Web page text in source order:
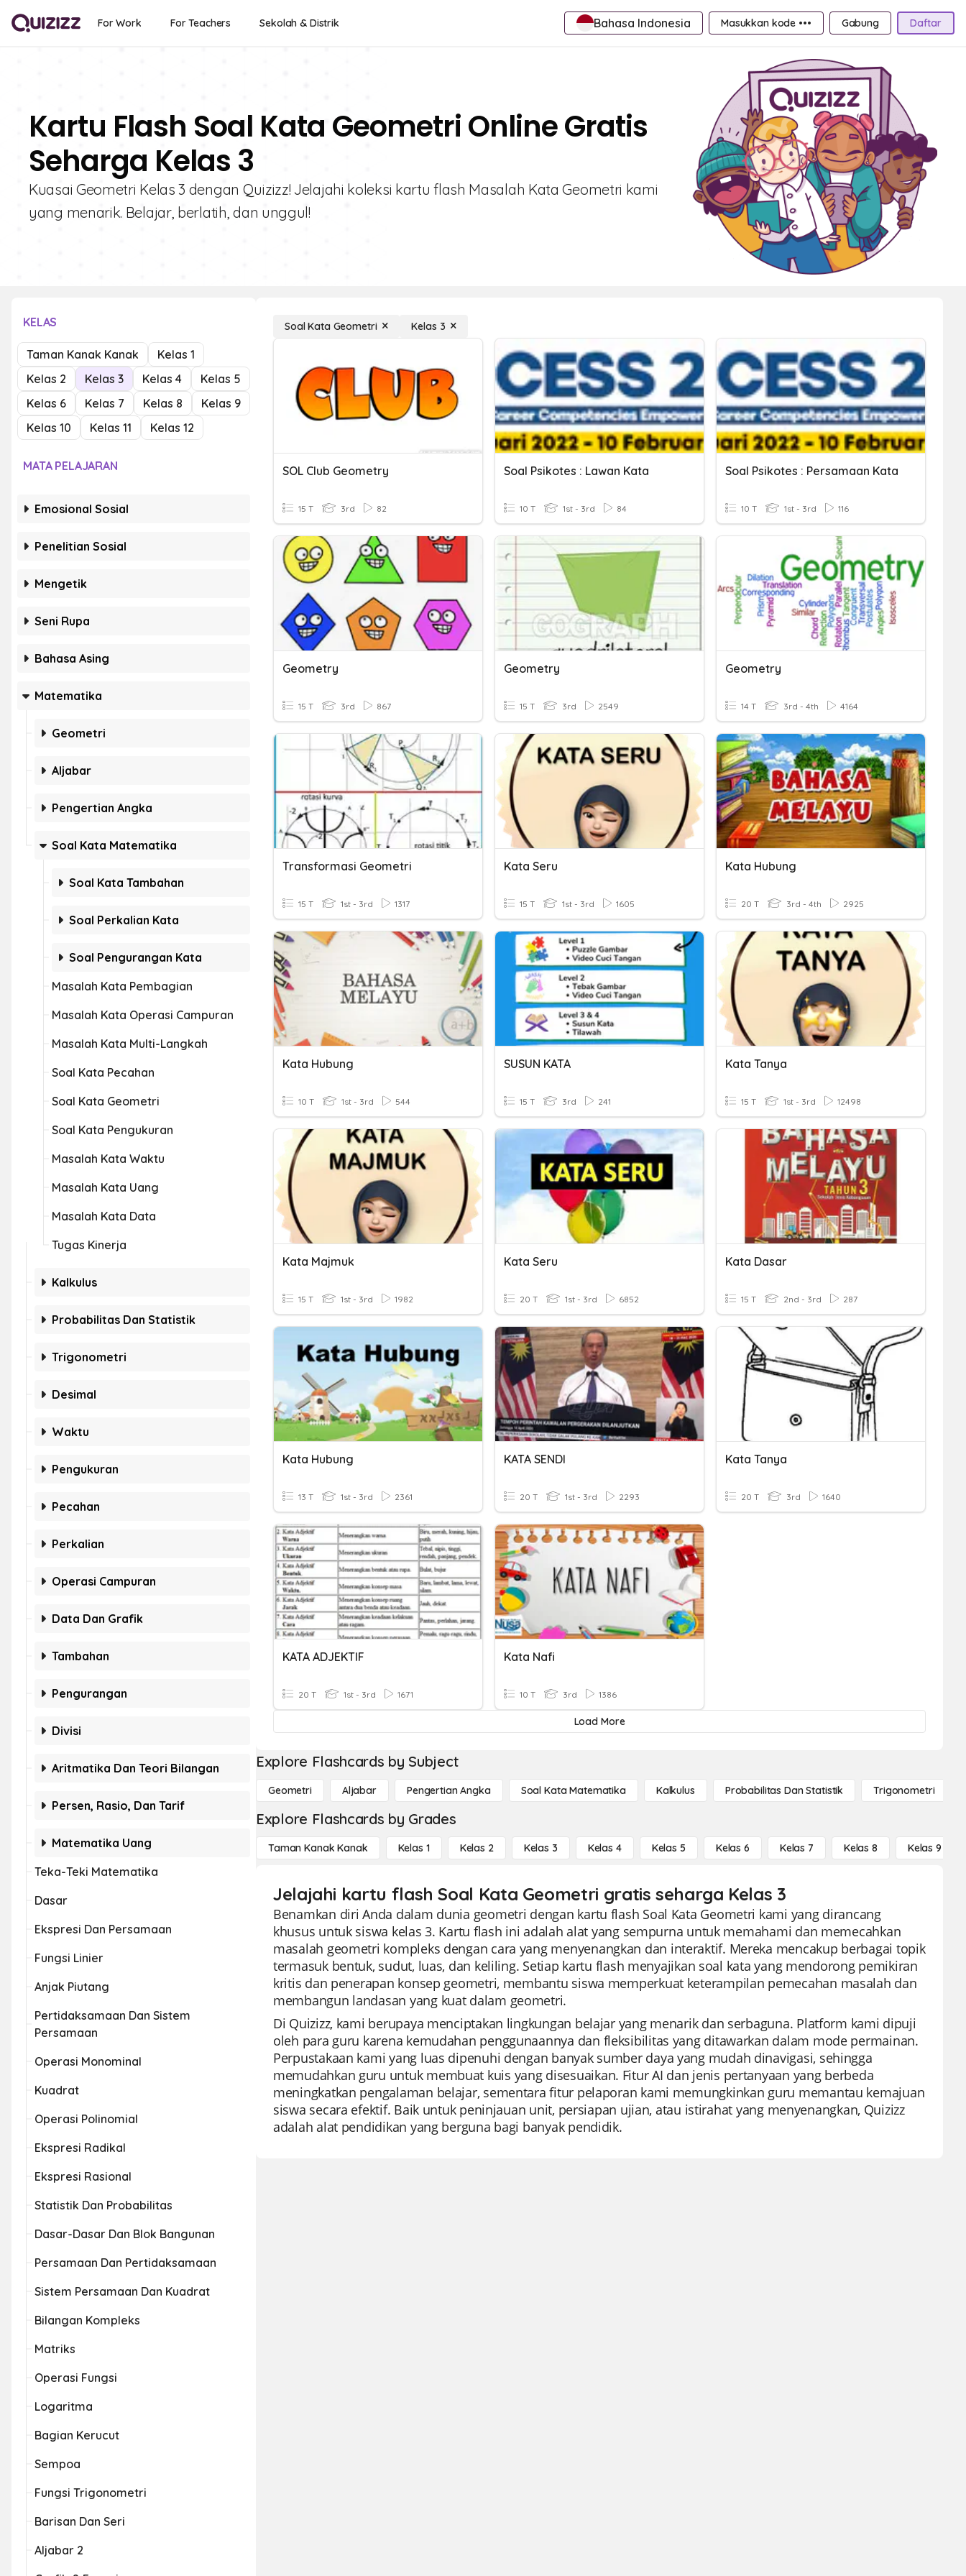
For Work For Teachers Sekolah & Distrik Bahasa Indonesia Masukkan kode ••• Gabung Daftar
Kartu Flash Soal Kata Geometri Online Gratis
Seharga Kelas 3
Kuasai Geometri Kelas 3 dengan Quizizz! Jelajahi koleksi kartu flash Masalah Kata Geometri kami
yang menarik. Belajar, berlatih, dan unggul!
KELAS
Taman Kanak Kanak
Kelas 1
Kelas 2
Kelas 3 Kelas 4
Kelas 5
Kelas 6
Kelas 7 Kelas 8
Kelas 9
Kelas 10
Kelas 11 Kelas 12
MATA PELAJARAN
Emosional Sosial
Penelitian Sosial
Mengetik
Seni Rupa
Bahasa Asing
Matematika
Geometri
Aljabar
Pengertian Angka
Soal Kata Matematika
Soal Kata Tambahan
Soal Perkalian Kata
Soal Pengurangan Kata
Masalah Kata Pembagian
Masalah Kata Operasi Campuran
Masalah Kata Multi-Langkah
Soal Kata Pecahan
Soal Kata Geometri
Soal Kata Pengukuran
Masalah Kata Waktu
Masalah Kata Uang
Masalah Kata Data
Tugas Kinerja
Kalkulus
Probabilitas Dan Statistik
Trigonometri
Desimal
Waktu
Pengukuran
Pecahan
Perkalian
Operasi Campuran
Data Dan Grafik
Tambahan
Pengurangan
Divisi
Aritmatika Dan Teori Bilangan
Persen, Rasio, Dan Tarif
Matematika Uang
Teka-Teki Matematika
Dasar
Ekspresi Dan Persamaan
Fungsi Linier
Anjak Piutang
Pertidaksamaan Dan Sistem
Persamaan
Operasi Monominal
Kuadrat
Operasi Polinomial
Ekspresi Radikal
Ekspresi Rasional
Statistik Dan Probabilitas
Dasar-Dasar Dan Blok Bangunan
Persamaan Dan Pertidaksamaan
Sistem Persamaan Dan Kuadrat
Bilangan Kompleks
Matriks
Operasi Fungsi
Logaritma
Bagian Kerucut
Sempoa
Fungsi Trigonometri
Barisan Dan Seri
Aljabar 2
Soal Kata Geometri Kelas 3
SOL Club Geometry
15 T 3rd 82
Soal Psikotes : Lawan Kata
10 T 1st - 3rd 84
Soal Psikotes : Persamaan Kata
10 T 1st - 3rd 116
Geometry
15 T 3rd 867
Geometry
15 T 3rd 2549
Geometry
14 T 3rd - 4th 4164
Transformasi Geometri
15 T 1st - 3rd 1317
Kata Seru
15 T 1st - 3rd 1605
Kata Hubung
20 T 3rd - 4th 2925
Kata Hubung
10 T 1st - 3rd 544
SUSUN KATA
15 T 3rd 241
Kata Tanya
15 T 1st - 3rd 12498
Kata Majmuk
15 T 1st - 3rd 1982
Kata Seru
20 T 1st - 3rd 6852
Kata Dasar
15 T 2nd - 3rd 287
Kata Hubung
13 T 1st - 3rd 2361
KATA SENDI
20 T 1st - 3rd 2293
Kata Tanya
20 T 3rd 1640
KATA ADJEKTIF
20 T 1st - 3rd 1671
Kata Nafi
10 T 3rd 1386
Load More
Explore Flashcards by Subject
Geometri Aljabar Pengertian Angka Soal Kata Matematika Kalkulus Probabilitas Dan Statistik Trigonometri
Explore Flashcards by Grades
Taman Kanak Kanak Kelas 1 Kelas 2 Kelas 3 Kelas 4 Kelas 5 Kelas 6 Kelas 7 Kelas 8 Kelas 9
Jelajahi kartu flash Soal Kata Geometri gratis seharga Kelas 3
Benamkan diri Anda dalam dunia geometri dengan kartu flash Soal Kata Geometri kami yang dirancang
khusus untuk siswa kelas 3. Kartu flash ini adalah alat yang sempurna untuk memahami dan memecahkan
masalah geometri kompleks dengan cara yang menyenangkan dan interaktif. Mereka mencakup berbagai topik
termasuk bentuk, sudut, luas, dan keliling. Setiap kartu flash menyajikan soal kata yang mendorong pemikiran
kritis dan penerapan konsep geometri, membantu siswa memperkuat keterampilan pemecahan masalah dan
membangun landasan yang kuat dalam geometri.
Di Quizizz, kami berupaya menciptakan lingkungan belajar yang menarik dan serbaguna. Platform kami dipuji
oleh para guru karena kemudahan penggunaannya dan fleksibilitas yang ditawarkan dalam mode permainan.
Perpustakaan kami yang luas dipenuhi dengan banyak sumber daya yang mudah dinavigasi, sehingga
memudahkan guru untuk membuat kuis yang disesuaikan. Fitur AI dan jenis pertanyaan yang berbeda
meningkatkan pengalaman belajar, sementara fitur pelaporan kami memungkinkan guru memantau kemajuan
siswa secara efektif. Baik untuk peninjauan unit, persiapan ujian, atau istirahat yang menyenangkan, Quizizz
adalah alat pendidikan yang berguna bagi banyak pendidik.